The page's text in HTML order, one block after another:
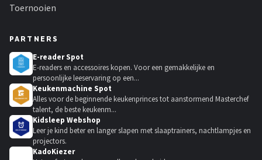
Toernooien
PARTNERS
E-reader Spot
E-readers en accessoires kopen. Voor een gemakkelijke en
persoonlijke leeservaring op een...
Keukenmachine Spot
Alles voor de beginnende keukenprinces tot aanstormend Masterchef
talent, de beste keukenm...
Kidsleep Webshop
Leer je kind beter en langer slapen met slaaptrainers, nachtlampjes en
projectors.
KadoKiezer